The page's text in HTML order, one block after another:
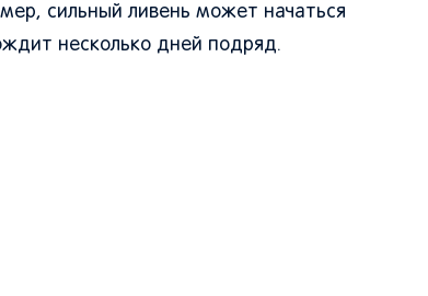
сильный ливень может начаться
несколько дней подряд.